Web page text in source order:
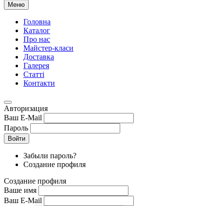
Меню
Головна
Каталог
Про нас
Майстер-класи
Доставка
Галерея
Статтi
Контакти
Авторизация
Ваш E-Mail
Пароль
Войти
Забыли пароль?
Создание профиля
Создание профиля
Ваше имя
Ваш E-Mail